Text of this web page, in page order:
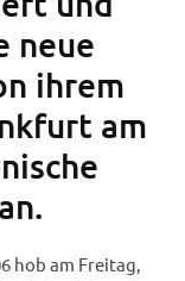
neue
ihrem
am
hob am Freitag,